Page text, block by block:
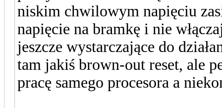
niskim chwilowym napięciu
napięcie na bramkę i nie
jeszcze wystarczające do
tam jakiś brown-out reset, ale
pracę samego procesora a